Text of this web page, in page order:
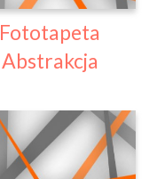
Fototapeta
Abstrakcja